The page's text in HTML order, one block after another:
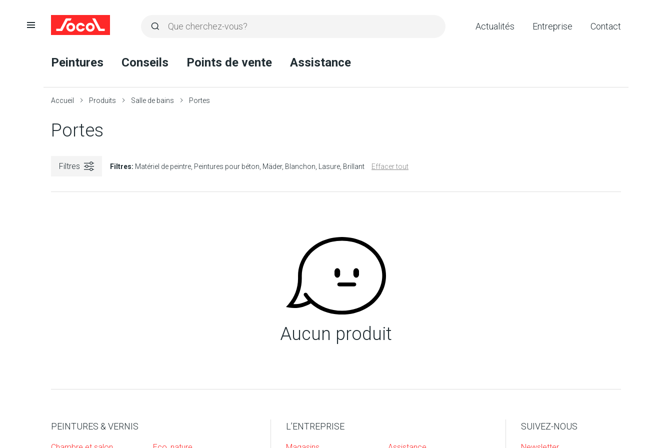
Rechercher
recherche
Ouvrir
Peintures Conseils Points de vente Assistance
Actualités Entreprise Contact
Accueil Produits Salle de bains Portes
Portes
Filtres Filtres: Matériel de peintre Peintures pour béton Mäder Blanchon Lasure Brillant Effacer tout
Aucun produit
PEINTURES & VERNIS L’ENTREPRISE SUIVEZ-NOUS